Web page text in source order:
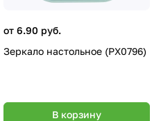
от 6.90 руб.
Зеркало настольное (PX0796)
В корзину